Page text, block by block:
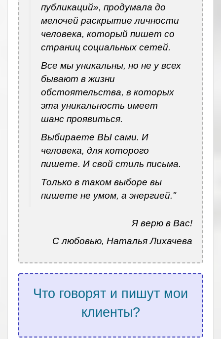
публикаций», продумала до
мелочей раскрытие личности
человека, который пишет со
страниц социальных сетей.
Все мы уникальны, но не у всех
бывают в жизни
обстоятельства, в которых
эта уникальность имеет
шанс проявиться.
Выбираете ВЫ сами. И
человека, для которого
пишете. И свой стиль письма.
Только в таком выборе вы
пишете не умом, а энергией."
Я верю в Вас!
С любовью, Наталья Лихачева
Что говорят и пишут мои
клиенты?